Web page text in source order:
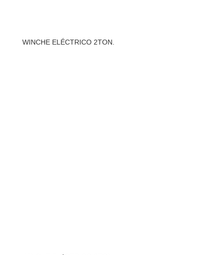
WINCHE ELÉCTRICO 2TON.